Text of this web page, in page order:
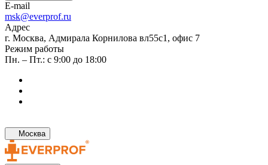
E-mail
msk@everprof.ru
Адрес
г. Москва, Адмирала Корнилова вл55с1, офис 7
Режим работы
Пн. – Пт.: с 9:00 до 18:00
Москва